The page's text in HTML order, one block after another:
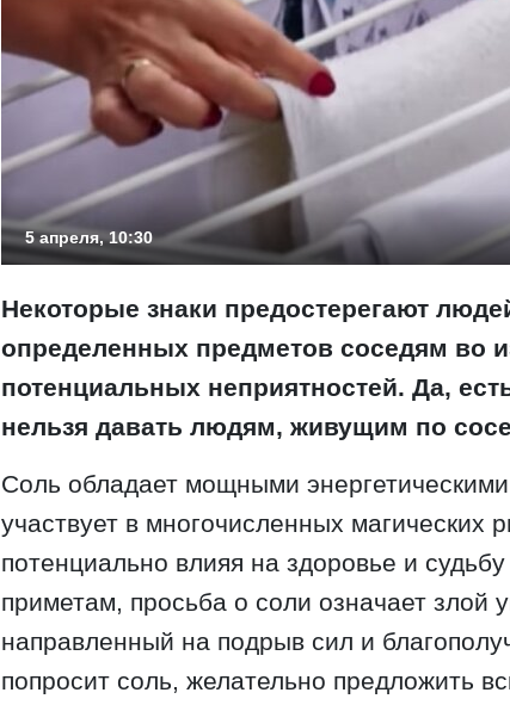
5 апреля, 10:30
Некоторые знаки предостерегают
определенных предметов соседям во
потенциальных неприятностей. Да,
нельзя давать людям, живущим по
Соль обладает мощными
участвует в многочисленных магических
потенциально влияя на здоровье и
приметам, просьба о соли означает злой
направленный на подрыв сил и
попросит соль, желательно предложить